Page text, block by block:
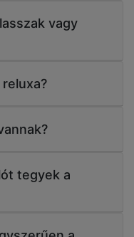
vagy
tegyek a